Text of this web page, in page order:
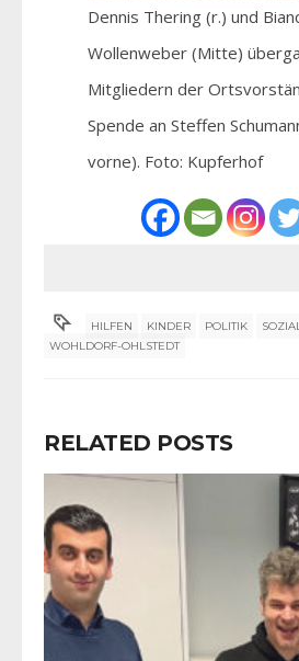
Dennis Thering (r.) und
Wollenweber (Mitte)
Mitgliedern der
Spende an Steffen
vorne). Foto: Kupferhof
HILFEN KINDER POLITIK
WOHLDORF-OHLSTEDT
RELATED POSTS